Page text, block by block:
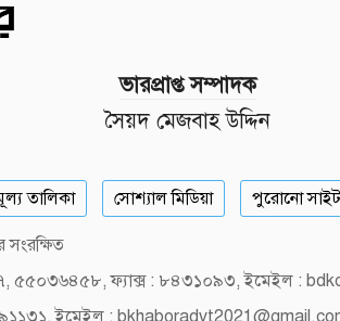
ভারপ্রাপ্ত সম্পাদক
সৈয়দ মেজবাহ উদ্দিন
তালিকা সোশ্যাল মিডিয়া পুরোনো সাইট
সংরক্ষিত
৫৫০৩৬৪৫৮, ফ্যাক্স : ৮৪৩১০৯৩, ইমেইল :
ইমেইল :